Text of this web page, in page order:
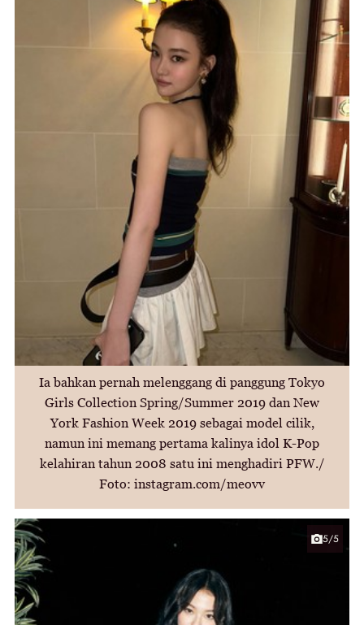
Ia bahkan pernah melenggang di panggung Tokyo
Girls Collection Spring/Summer 2019 dan New
York Fashion Week 2019 sebagai model cilik,
namun ini memang pertama kalinya idol K-Pop
kelahiran tahun 2008 satu ini menghadiri PFW./
Foto: instagram.com/meovv
5/5